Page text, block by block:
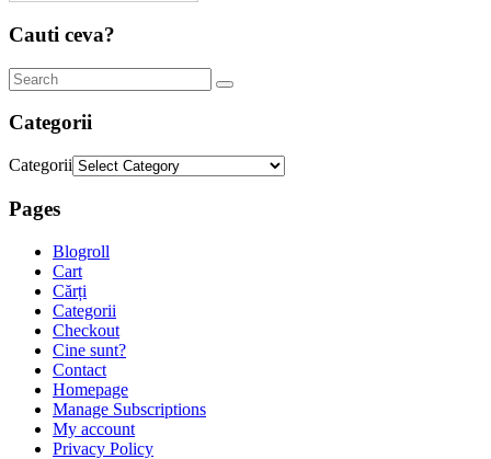
Cauti ceva?
Categorii
Categorii
Pages
Blogroll
Cart
Cărți
Categorii
Checkout
Cine sunt?
Contact
Homepage
Manage Subscriptions
My account
Privacy Policy